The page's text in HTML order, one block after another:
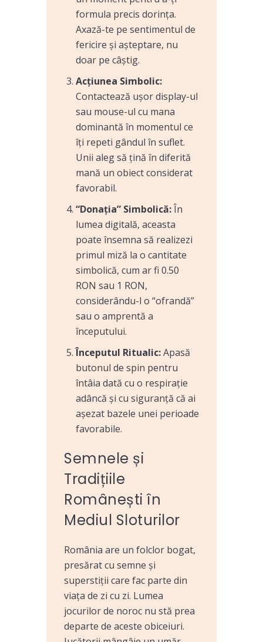
formula precis dorința.
Axază-te pe sentimentul de
fericire și așteptare, nu
doar pe câștig.
Acțiunea Simbolic:
Contactează ușor display-ul
sau mouse-ul cu mana
dominantă în momentul ce
îți repeti gândul în suflet.
Unii aleg să țină în diferită
mană un obiect considerat
favorabil.
“Donația” Simbolică:În
lumea digitală, aceasta
poate însemna să realizezi
primul miză la o cantitate
simbolică, cum ar fi 0.50
RON sau 1 RON,
considerându-l o “ofrandă”
sau o amprentă a
începutului.
Începutul Ritualic:Apasă
butonul de spin pentru
întâia dată cu o respirație
adâncă și cu siguranță că ai
așezat bazele unei perioade
favorabile.
Semnele și
Tradițiile
Românești în
Mediul Sloturilor
România are un folclor bogat,
presărat cu semne și
superstiții care fac parte din
viața de zi cu zi. Lumea
jocurilor de noroc nu stă prea
departe de aceste obiceiuri.